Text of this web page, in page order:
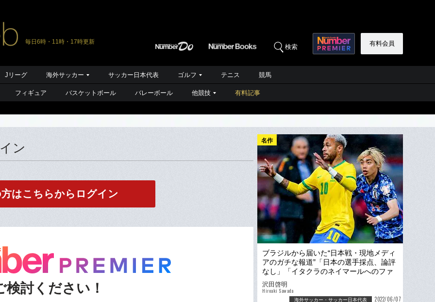
毎日6時・11時・17時更新
検索 有料会員
Jリーグ 海外サッカー サッカー日本代表 ゴルフ テニス 競馬
フィギュア バスケットボール バレーボール 他競技 有料記事
ン
はこちらからログイン
検討ください！
名作
ブラジルから届いた“日本戦・現地メディ
アのガチな報道”「日本の選手採点、論評
なし」「イタクラのネイマールへのファ
ウルは何個目？」
沢田啓明
Hiroaki Sawada
海外サッカー・サッカー日本代表 2022/06/07